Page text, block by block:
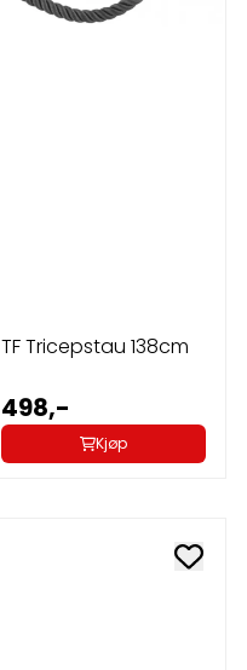
TF Tricepstau 138cm
498,-
Kjøp